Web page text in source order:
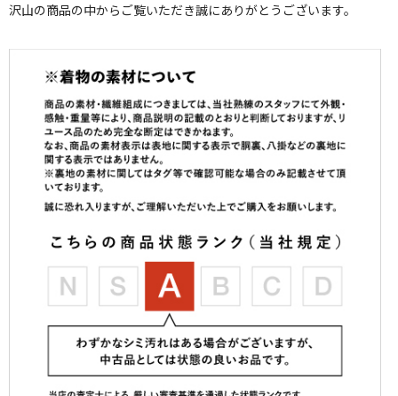
沢山の商品の中からご覧いただき誠にありがとうございます。